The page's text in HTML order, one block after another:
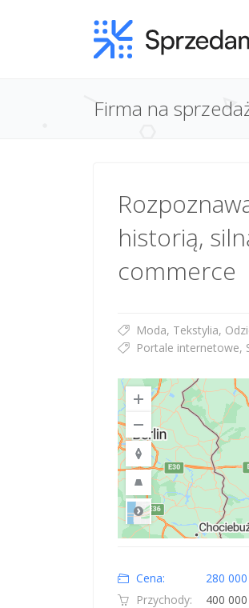
Firma na
historią,
commerce
Moda, Tekstylia,
Portale internetowe,
Road
Cena:
280 000
Przychody:
400 000